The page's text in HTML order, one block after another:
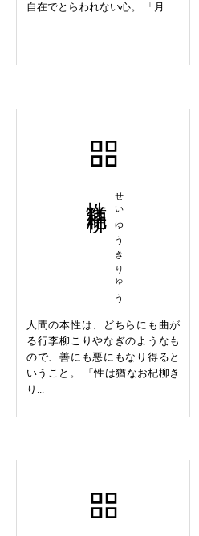
自在でとらわれない心。 「月...
せいゆうきりゅう
人間の本性は、どちらにも曲が
る行李柳こりやなぎのようなも
ので、善にも悪にもなり得ると
いうこと。 「性は猶なお杞柳き
り...